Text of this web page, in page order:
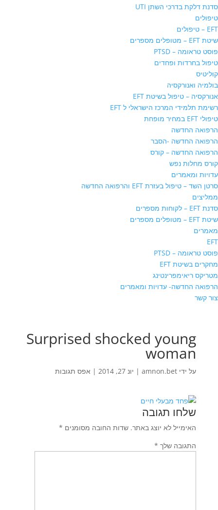
סדנת דלקת בדרכי השתן UTI
טיפולים
EFT – טיפולים
שיטת EFT – מטופלים מספרים
פוסט טראומה – PTSD
טיפול בחרדות ופחדים
קוליטיס
בולמיה ואנורקסיה
אנורקסיה – טיפול בשיטת EFT
רשימת תלמידי המרכז הישראלי ל EFT
טיפולי EFT במחיר מופחת
הרפואה החדשה
הרפואה החדשה -הסבר
הרפואה החדשה – קורס
קורס מחלות נפש
עדויות ומאמרים
סרטן השד – טיפול בעזרת EFT והרפואה החדשה
ממליצים
סדנת EFT – לקוחות מספרים
שיטת EFT – מטופלים מספרים
מאמרים
EFT
פוסט טראומה – PTSD
מחקרים בשיטת EFT
מטריקס ריאימפרינטינג
הרפואה החדשה- עדויות ומאמרים
צור קשר
Surprised shocked young
woman
על ידי amnon.bet
| יונ 27, 2014 | אפס תגובות
שלחו תגובה
האימייל לא יוצג באתר. שדות החובה מסומנים *
התגובה שלך *